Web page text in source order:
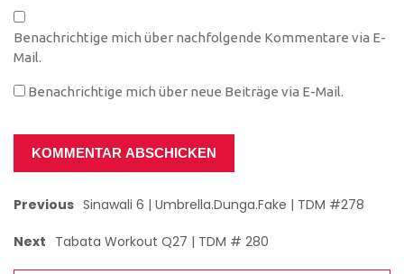
Benachrichtige mich über nachfolgende Kommentare via E-
Mail.
Benachrichtige mich über neue Beiträge via E-Mail.
Previous Sinawali 6 | Umbrella.Dunga.Fake | TDM #278
Next Tabata Workout Q27 | TDM # 280